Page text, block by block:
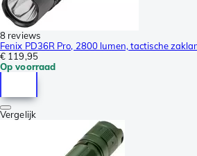
8 reviews
Fenix PD36R Pro, 2800 lumen, tactische
€ 119,95
Op voorraad
Vergelijk